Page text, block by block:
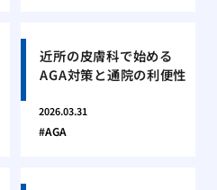
近所の皮膚科で始める
AGA対策と通院の利便性
2026.03.31
AGA